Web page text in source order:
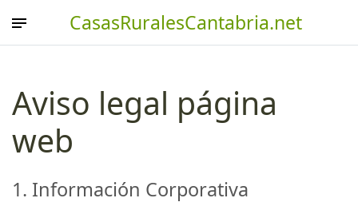
CasasRuralesCantabria.net
Aviso legal página
web
1. Información Corporativa